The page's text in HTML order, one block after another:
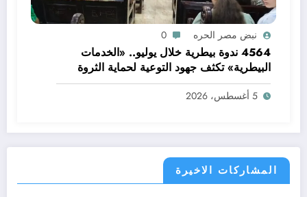
المشاركات الاخيرة
نبض مصر الحره 0
4564 ندوة بيطرية خلال يوليو.. «الخدمات
البيطرية» تكثف جهود التوعية لحماية الثروة
الحيوانية وتعزيز الأمن الغذائي
5 أغسطس، 2026